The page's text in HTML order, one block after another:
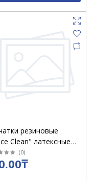
резиновые
Clean" латексные
L /248566
(0)